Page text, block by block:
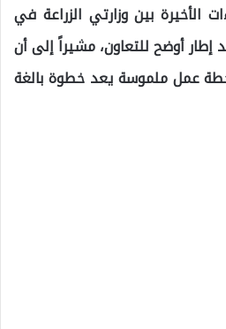
الأخيرة بين وزارتي الزراعة في
أوضح للتعاون، مشيراً إلى أن
عمل ملموسة يعد خطوة بالغة